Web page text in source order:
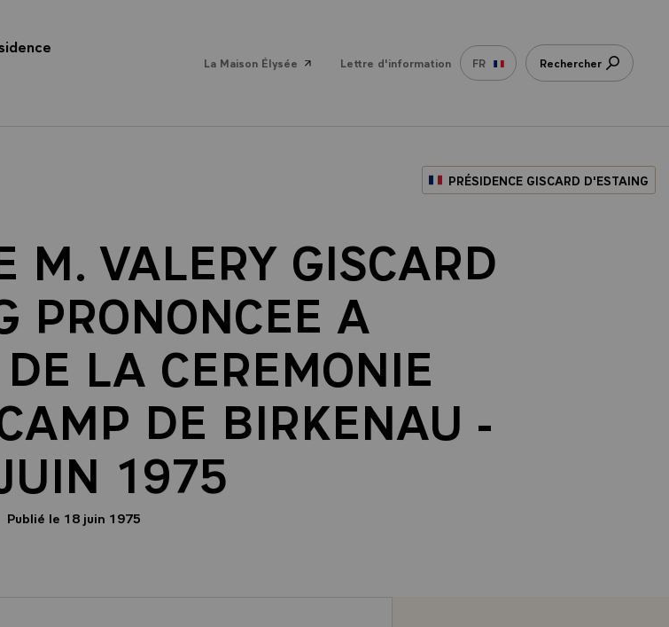
La Maison Élysée Lettre d'information FR Rechercher
PRÉSIDENCE GISCARD D'ESTAING
M. VALERY GISCARD
PRONONCEE A
LA CEREMONIE
DE BIRKENAU -
1975
Publié le 18 juin 1975